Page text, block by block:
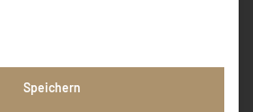
Speichern